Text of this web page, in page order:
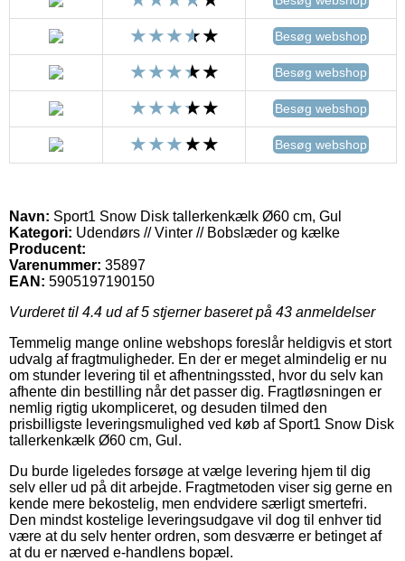
Besøg webshop
Besøg webshop
Besøg webshop
Besøg webshop
Navn: Sport1 Snow Disk tallerkenkælk Ø60 cm, Gul
Kategori: Udendørs // Vinter // Bobslæder og kælke
Producent:
Varenummer: 35897
EAN: 5905197190150
Vurderet til 4.4 ud af 5 stjerner baseret på 43 anmeldelser
Temmelig mange online webshops foreslår heldigvis et stort
udvalg af fragtmuligheder. En der er meget almindelig er nu
om stunder levering til et afhentningssted, hvor du selv kan
afhente din bestilling når det passer dig. Fragtløsningen er
nemlig rigtig ukompliceret, og desuden tilmed den
prisbilligste leveringsmulighed ved køb af Sport1 Snow Disk
tallerkenkælk Ø60 cm, Gul.
Du burde ligeledes forsøge at vælge levering hjem til dig
selv eller ud på dit arbejde. Fragtmetoden viser sig gerne en
kende mere bekostelig, men endvidere særligt smertefri.
Den mindst kostelige leveringsudgave vil dog til enhver tid
være at du selv henter ordren, som desværre er betinget af
at du er nærved e-handlens bopæl.